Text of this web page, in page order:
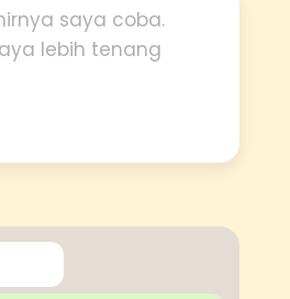
saya coba.
lebih tenang